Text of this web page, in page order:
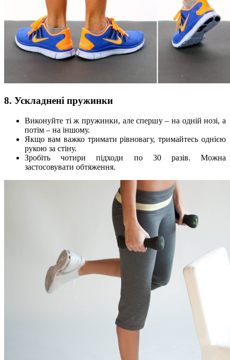
8. Ускладнені пружинки
Виконуйте ті ж пружинки, але спершу – на одній нозі, а
потім – на іншому.
Якщо вам важко тримати рівновагу, тримайтесь однією
рукою за стіну.
Зробіть чотири підходи по 30 разів. Можна
застосовувати обтяження.